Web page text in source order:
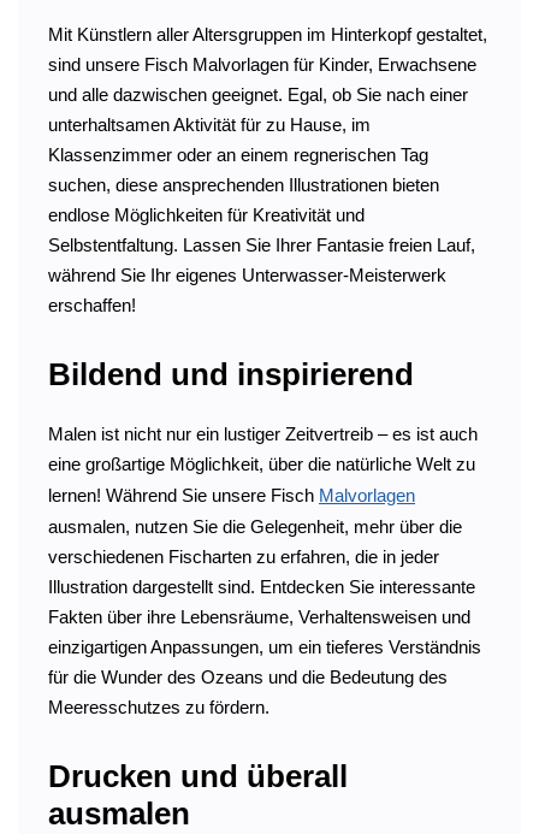
Mit Künstlern aller Altersgruppen im Hinterkopf gestaltet,
sind unsere Fisch Malvorlagen für Kinder, Erwachsene
und alle dazwischen geeignet. Egal, ob Sie nach einer
unterhaltsamen Aktivität für zu Hause, im
Klassenzimmer oder an einem regnerischen Tag
suchen, diese ansprechenden Illustrationen bieten
endlose Möglichkeiten für Kreativität und
Selbstentfaltung. Lassen Sie Ihrer Fantasie freien Lauf,
während Sie Ihr eigenes Unterwasser-Meisterwerk
erschaffen!
Bildend und inspirierend
Malen ist nicht nur ein lustiger Zeitvertreib – es ist auch
eine großartige Möglichkeit, über die natürliche Welt zu
lernen! Während Sie unsere Fisch Malvorlagen
ausmalen, nutzen Sie die Gelegenheit, mehr über die
verschiedenen Fischarten zu erfahren, die in jeder
Illustration dargestellt sind. Entdecken Sie interessante
Fakten über ihre Lebensräume, Verhaltensweisen und
einzigartigen Anpassungen, um ein tieferes Verständnis
für die Wunder des Ozeans und die Bedeutung des
Meeresschutzes zu fördern.
Drucken und überall
ausmalen